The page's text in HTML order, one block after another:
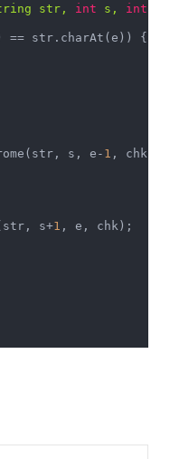
str, int s, int
== str.charAt(e)) {
s, e- 1 , chk);
s+
1 , e, chk);